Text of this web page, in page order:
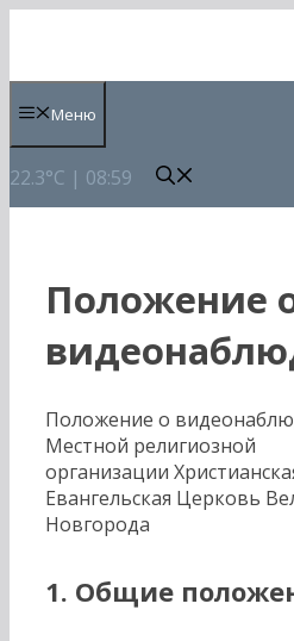
Меню
22.3°C | 08:59
Положение
Положение о
Местной религиозной
организации
Евангельская Церковь
Новгорода
1. Общие